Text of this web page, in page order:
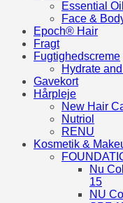
Essential
Face &
Epoch® Hair
Fragt
Fugtighedscreme
Hydrate
Gavekort
Hårpleje
New Hair
Nutriol
RENU
Kosmetik &
Nu
15
NU